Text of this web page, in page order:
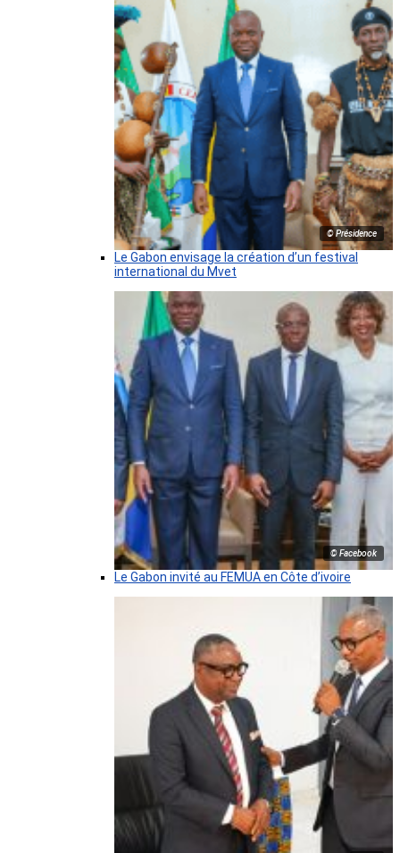
© Présidence
Le Gabon envisage la création d’un festival
international du Mvet
© Facebook
Le Gabon invité au FEMUA en Côte d’ivoire